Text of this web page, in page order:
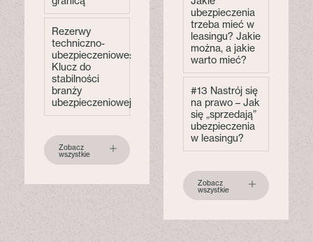
Rezerwy
techniczno-
ubezpieczeniowe:
Klucz do
stabilności
branży
ubezpieczeniowej
Zobacz
wszystkie
ubezpieczenia
trzeba mieć w
leasingu? Jakie
można, a jakie
warto mieć?
#13 Nastrój się
na prawo – Jak
się „sprzedają”
ubezpieczenia
w leasingu?
Zobacz
wszystkie